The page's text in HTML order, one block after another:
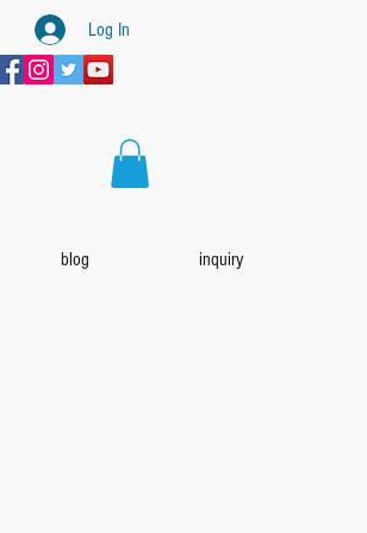
Log In
blog inquiry